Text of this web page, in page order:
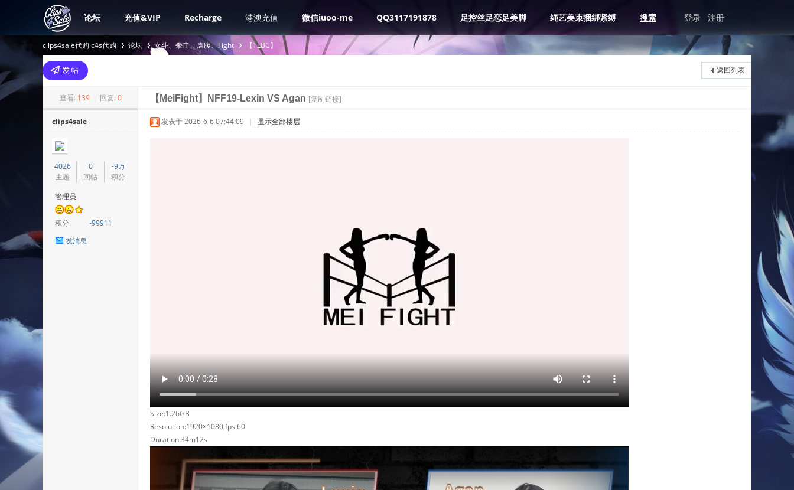
论坛 充值&VIP Recharge 港澳充值 微信iuoo-me QQ3117191878 足控丝足恋足美脚 绳艺美束捆绑紧缚 搜索 登录 注册
clips4sale代购 c4s代购
>
论坛 女斗、拳击、虐腹、Fight
›
【TLBC】
返回列表
查看: 139 | 回复: 0 【MeiFight】NFF19-Lexin VS Agan [复制链接]
clips4sale
4026
主题
0
回帖
-9万
积分
管理员
积分
-99911
发消息
发表于 2026-6-6 07:44:09 | 显示全部楼层
Size:1.26GB
Resolution:1920×1080,fps:60
Duration:34m12s